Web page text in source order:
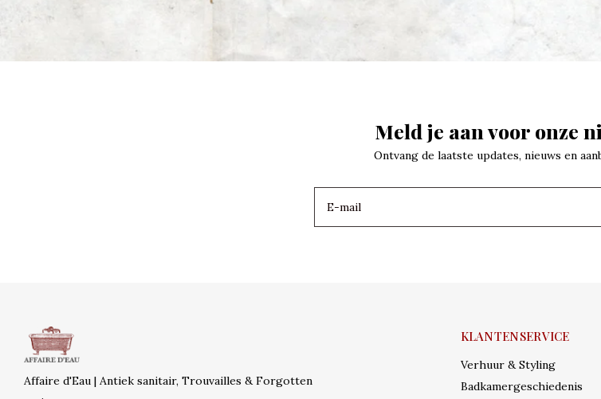
Meld je aan voor onze
Ontvang de laatste updates, nieuws en
Affaire d'Eau | Antiek sanitair, Trouvailles & Forgotten
KLANTENSERVICE
Verhuur & Styling
Badkamergeschiedenis